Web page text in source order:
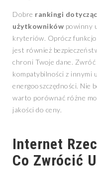
Dobre rankingi
użytkowników powinny
kryteriów. Oprócz
jest również
chroni Twoje dane. Zwróć
kompatybilności z innymi
energooszczędności. Nie
warto porównać różne
jakości do ceny.
Internet
Co Zwrócić